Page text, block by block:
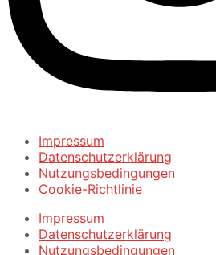
Impressum
Datenschutzerklärung
Nutzungsbedingungen
Cookie-Richtlinie
Impressum
Datenschutzerklärung
Nutzungsbedingungen